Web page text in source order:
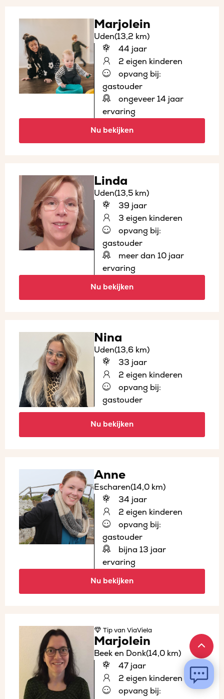
Marjolein
Uden(13,2 km)
44 jaar
2 eigen kinderen
opvang bij:
gastouder
ongeveer 14 jaar
ervaring
Nu bekijken
Linda
Uden(13,5 km)
39 jaar
3 eigen kinderen
opvang bij:
gastouder
meer dan 10 jaar
ervaring
Nu bekijken
Nina
Uden(13,6 km)
33 jaar
2 eigen kinderen
opvang bij:
gastouder
Nu bekijken
Anne
Escharen(14,0 km)
34 jaar
2 eigen kinderen
opvang bij:
gastouder
bijna 13 jaar
ervaring
Nu bekijken
Tipvan ViaViela
Marjolein
Beek en Donk(14,0 km)
47 jaar
2 eigen kinderen
opvang bij: